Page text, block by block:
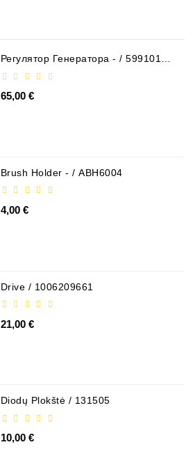
Регулятор Генератора - / 599101
65,00 €
Brush Holder - / ABH6004
4,00 €
Drive / 1006209661
21,00 €
Diodų Plokštė / 131505
10,00 €